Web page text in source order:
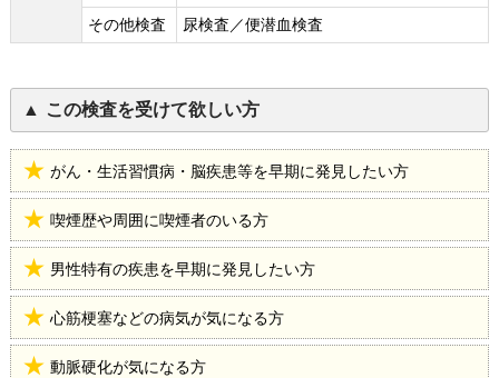
その他検査
尿検査／便潜血検査
この検査を受けて欲しい方
がん・生活習慣病・脳疾患等を早期に発見したい方
喫煙歴や周囲に喫煙者のいる方
男性特有の疾患を早期に発見したい方
心筋梗塞などの病気が気になる方
動脈硬化が気になる方